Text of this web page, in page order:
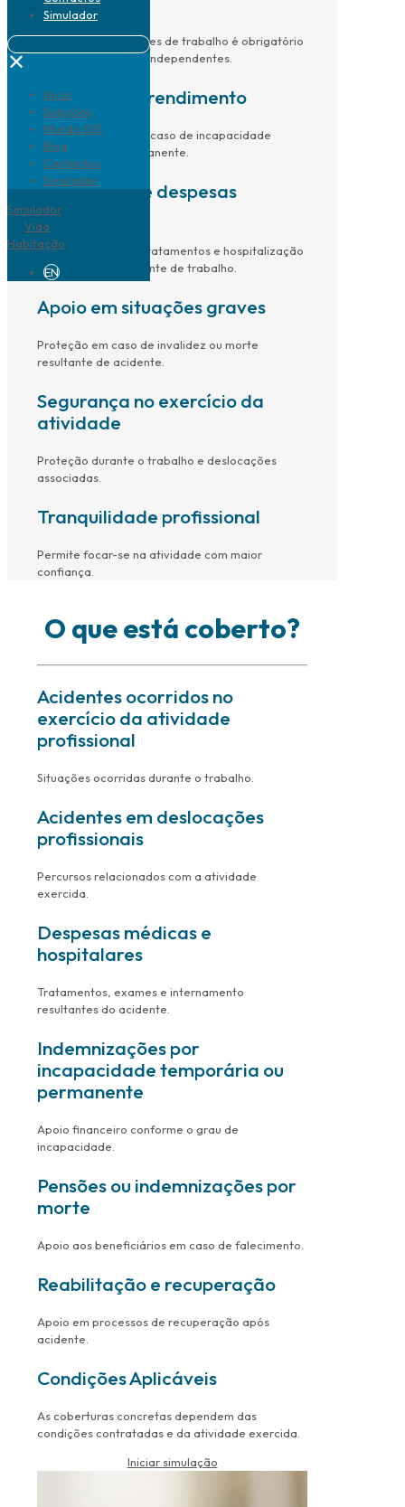
Simulador
✕
Início
Soluções
Mundo EXS
Blog
Contactos
Simulador
Simulador
Vida
Habitação
EN
O seguro de acidentes de trabalho é obrigatório
para trabalhadores independentes.
Proteção do rendimento
Apoio financeiro em caso de incapacidade
temporária ou permanente.
Cobertura de despesas
médicas
Assistência clínica, tratamentos e hospitalização
resultantes de acidente de trabalho.
Apoio em situações graves
Proteção em caso de invalidez ou morte
resultante de acidente.
Segurança no exercício da
atividade
Proteção durante o trabalho e deslocações
associadas.
Tranquilidade profissional
Permite focar-se na atividade com maior
confiança.
O que está coberto?
Acidentes ocorridos no
exercício da atividade
profissional
Situações ocorridas durante o trabalho.
Acidentes em deslocações
profissionais
Percursos relacionados com a atividade
exercida.
Despesas médicas e
hospitalares
Tratamentos, exames e internamento
resultantes do acidente.
Indemnizações por
incapacidade temporária ou
permanente
Apoio financeiro conforme o grau de
incapacidade.
Pensões ou indemnizações por
morte
Apoio aos beneficiários em caso de falecimento.
Reabilitação e recuperação
Apoio em processos de recuperação após
acidente.
Condições Aplicáveis
As coberturas concretas dependem das
condições contratadas e da atividade exercida.
Iniciar simulação